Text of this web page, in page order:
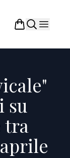
su
tra